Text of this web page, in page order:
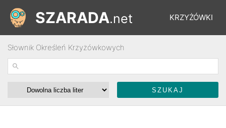
KRZYŻÓWKI
ŁAMIGŁÓWKI
SZARADA.net
Słownik Określeń Krzyżówkowych